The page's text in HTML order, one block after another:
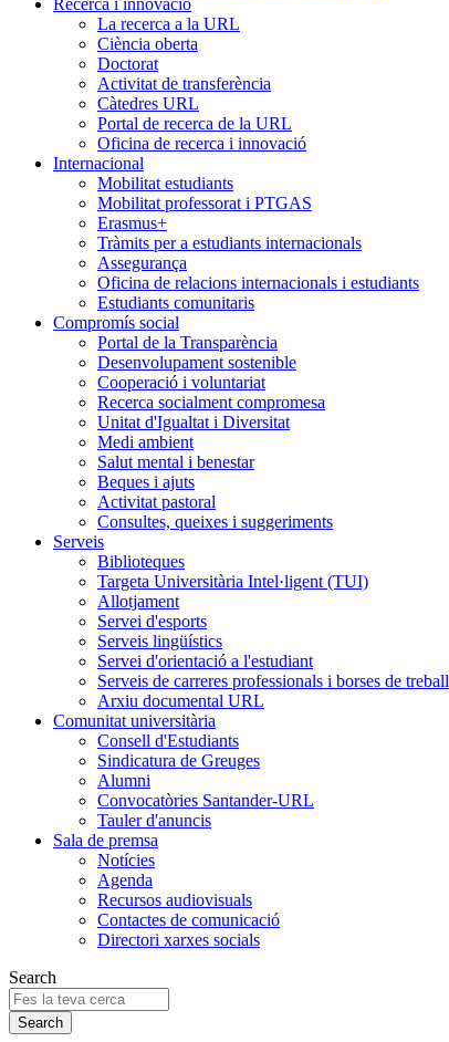
La recerca a la URL
Ciència oberta
Doctorat
Activitat de transferència
Càtedres URL
Portal de recerca de la URL
Oficina de recerca i innovació
Internacional
Mobilitat estudiants
Mobilitat professorat i PTGAS
Erasmus+
Tràmits per a estudiants internacionals
Assegurança
Oficina de relacions internacionals i estudiants
Estudiants comunitaris
Compromís social
Portal de la Transparència
Desenvolupament sostenible
Cooperació i voluntariat
Recerca socialment compromesa
Unitat d'Igualtat i Diversitat
Medi ambient
Salut mental i benestar
Beques i ajuts
Activitat pastoral
Consultes, queixes i suggeriments
Serveis
Biblioteques
Targeta Universitària Intel·ligent (TUI)
Allotjament
Servei d'esports
Serveis lingüístics
Servei d'orientació a l'estudiant
Serveis de carreres professionals i borses de treball
Arxiu documental URL
Comunitat universitària
Consell d'Estudiants
Sindicatura de Greuges
Alumni
Convocatòries Santander-URL
Tauler d'anuncis
Sala de premsa
Notícies
Agenda
Recursos audiovisuals
Contactes de comunicació
Directori xarxes socials
Search